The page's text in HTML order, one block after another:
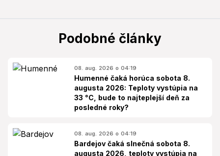
Podobné články
08. aug. 2026 o 04:19
Humenné čaká horúca sobota 8.
augusta 2026: Teploty vystúpia na
33 °C, bude to najteplejší deň za
posledné roky?
08. aug. 2026 o 04:19
Bardejov čaká slnečná sobota 8.
augusta 2026, teploty vystúpia na